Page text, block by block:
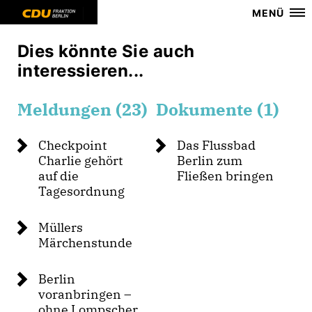
MENÜ
Dies könnte Sie auch
interessieren...
Meldungen (23)
Checkpoint
Charlie gehört
auf die
Tagesordnung
Müllers
Märchenstunde
Berlin
voranbringen –
Dokumente (1)
Das Flussbad
Berlin zum
Fließen bringen